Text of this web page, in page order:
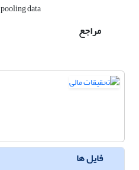
pooling data
مراجع
فایل ها